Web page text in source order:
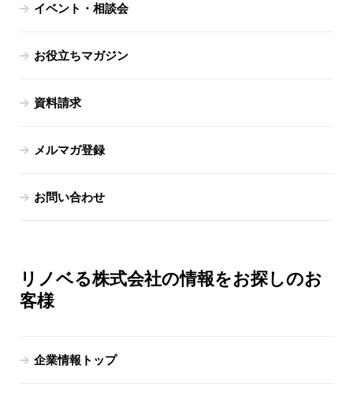
イベント・相談会
お役立ちマガジン
資料請求
メルマガ登録
お問い合わせ
リノベる株式会社の情報をお探しのお
客様
企業情報トップ